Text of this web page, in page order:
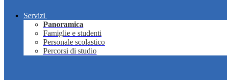
Servizi
Panoramica
Famiglie e studenti
Personale scolastico
Percorsi di studio